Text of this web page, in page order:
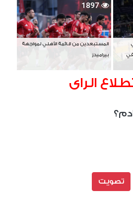
1897
المستبعدين من قائمة الأهلي لمواجهة
بيراميدز
الراى
تصويت